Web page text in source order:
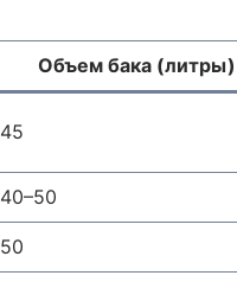
Объем бака (литры)
45
40–50
50